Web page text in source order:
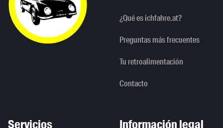
¿Qué es ichfahre.at?
Preguntas más frecuentes
Tu retroalimentación
Contacto
Servicios Información legal